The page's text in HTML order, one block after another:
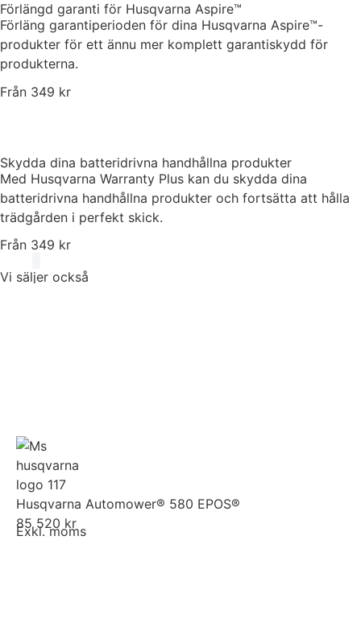
Förlängd garanti för Husqvarna Aspire™
Förläng garantiperioden för dina Husqvarna Aspire™-
produkter för ett ännu mer komplett garantiskydd för
produkterna.
Från 349 kr
Skydda dina batteridrivna handhållna produkter
Med Husqvarna Warranty Plus kan du skydda dina
batteridrivna handhållna produkter och fortsätta att hålla
trädgården i perfekt skick.
Från 349 kr
Vi säljer också
Husqvarna Automower® 580 EPOS®
85 520 kr
Exkl. moms